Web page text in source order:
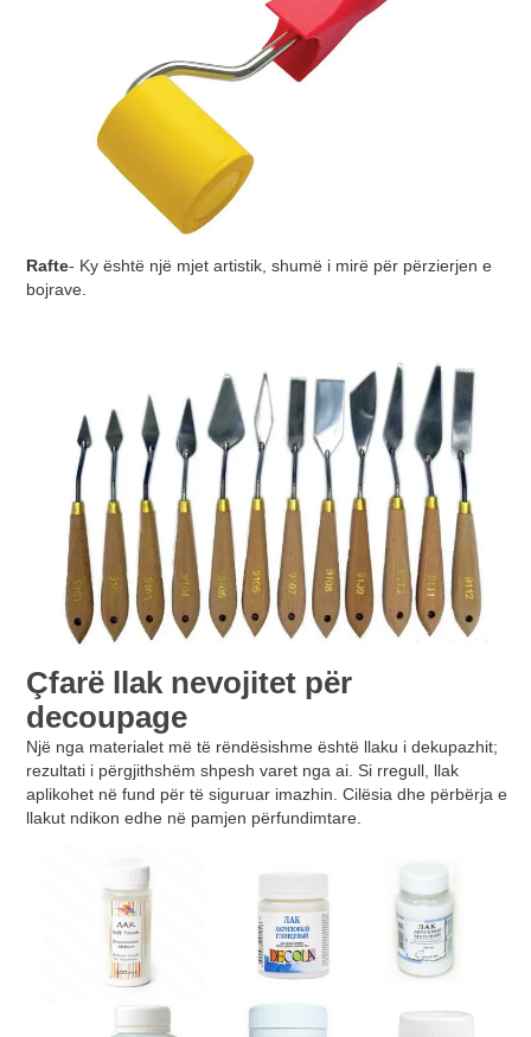
Rafte- Ky është një mjet artistik, shumë i mirë për përzierjen e
bojrave.
Çfarë llak nevojitet për
decoupage
Një nga materialet më të rëndësishme është llaku i dekupazhit;
rezultati i përgjithshëm shpesh varet nga ai. Si rregull, llak
aplikohet në fund për të siguruar imazhin. Cilësia dhe përbërja e
llakut ndikon edhe në pamjen përfundimtare.